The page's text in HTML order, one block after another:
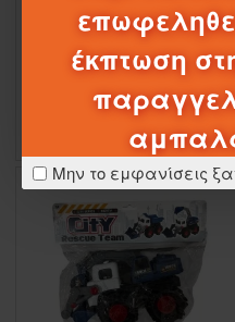
έκπτωση
Μην το εμφανίσεις
ΦΡΙΞΙΟΝ ΦΑΓΑΝΑ-ΦΟΡΤΗΓΟ ΠΑΡΑΛΙΑΣ
33CΜ ΣΕ ΡVC ΒΑG 3014
11,95€